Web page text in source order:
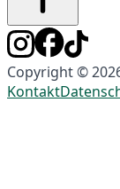
Copyright ©
Kontakt